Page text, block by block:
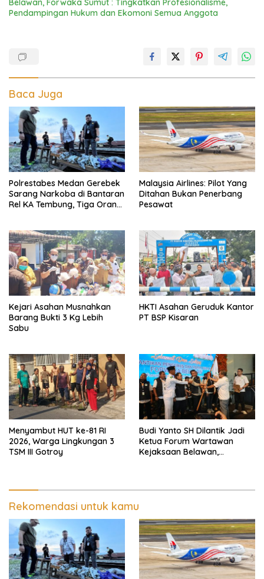
Belawan, Forwaka Sumut : Tingkatkan Profesionalisme,
Pendampingan Hukum dan Ekomoni Semua Anggota
Baca Juga
Polrestabes Medan Gerebek
Sarang Narkoba di Bantaran
Rel KA Tembung, Tiga Orang
Malaysia Airlines: Pilot Yang
Ditahan Bukan Penerbang
Pesawat
Kejari Asahan Musnahkan
Barang Bukti 3 Kg Lebih
Sabu
HKTI Asahan Geruduk Kantor
PT BSP Kisaran
Menyambut HUT ke-81 RI
2026, Warga Lingkungan 3
TSM III Gotroy
Budi Yanto SH Dilantik Jadi
Ketua Forum Wartawan
Kejaksaan Belawan,
Ekomoni Semua Anggota
Rekomendasi untuk kamu